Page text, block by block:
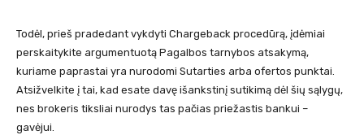
Todėl, prieš pradedant vykdyti Chargeback procedūrą, įdėmiai
perskaitykite argumentuotą Pagalbos tarnybos atsakymą,
kuriame paprastai yra nurodomi Sutarties arba ofertos punktai.
Atsižvelkite į tai, kad esate davę išankstinį sutikimą dėl šių sąlygų,
nes brokeris tiksliai nurodys tas pačias priežastis bankui –
gavėjui.